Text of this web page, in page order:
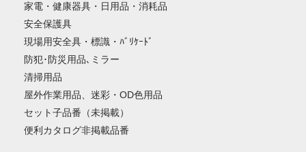
家電・健康器具・日用品・消耗品
安全保護具
現場用安全具・標識・ﾊﾞﾘｹｰﾄﾞ
防犯･防災用品､ミラー
清掃用品
屋外作業用品、迷彩・OD色用品
セット子品番（未掲載）
便利カタログ非掲載品番